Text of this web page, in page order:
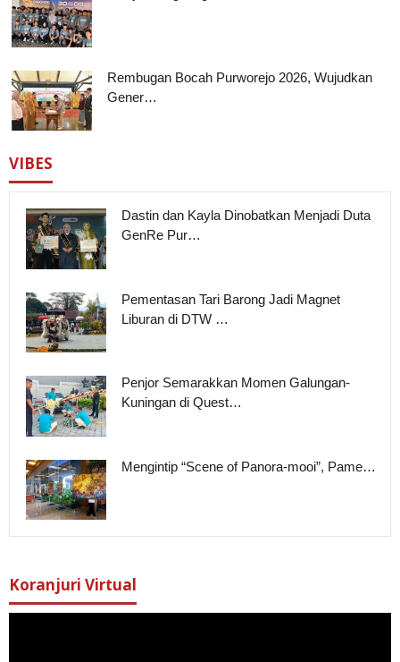
Rembugan Bocah Purworejo 2026, Wujudkan
Gener…
VIBES
Dastin dan Kayla Dinobatkan Menjadi Duta
GenRe Pur…
Pementasan Tari Barong Jadi Magnet
Liburan di DTW …
Penjor Semarakkan Momen Galungan-
Kuningan di Quest…
Mengintip “Scene of Panora-mooi”, Pame…
Koranjuri Virtual